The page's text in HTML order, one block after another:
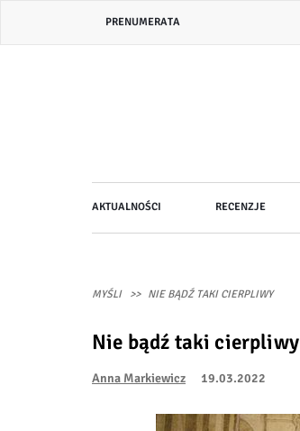
Header
PRENUMERATA
Główna
nawigacja
AKTUALNOŚCI RECENZJE
MYŚLI NIE BĄDŹ TAKI CIERPLIWY
Nie bądź taki cierpliwy
Anna Markiewicz 19.03.2022